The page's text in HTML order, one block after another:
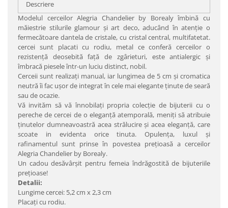
Descriere
Modelul cerceilor Alegria Chandelier by Borealy îmbină cu
măiestrie stilurile glamour şi art deco, aducând în atenţie o
fermecătoare dantela de cristale, cu cristal central, multifatetat.
cercei sunt placati cu rodiu, metal ce conferă cerceilor o
rezistenţă deosebită faţă de zgârieturi, este antialergic şi
îmbracă piesele într-un luciu distinct, nobil.
Cerceii sunt realizaţi manual, iar lungimea de 5 cm şi cromatica
neutră îi fac uşor de integrat în cele mai elegante ţinute de seară
sau de ocazie.
Vă invităm să vă înnobilaţi propria colecţie de bijuterii cu o
pereche de cercei de o eleganţă atemporală, meniţi să atribuie
ţinutelor dumneavoastră acea strălucire şi acea eleganţă, care
scoate in evidenta orice tinuta. Opulenţa, luxul şi
rafinamentul sunt prinse în povestea preţioasă a cerceilor
Alegria Chandelier by Borealy.
Un cadou desăvârşit pentru femeia îndrăgostită de bijuteriile
preţioase!
Detalii:
Lungime cercei: 5,2 cm x 2,3 cm
Placaţi cu rodiu.